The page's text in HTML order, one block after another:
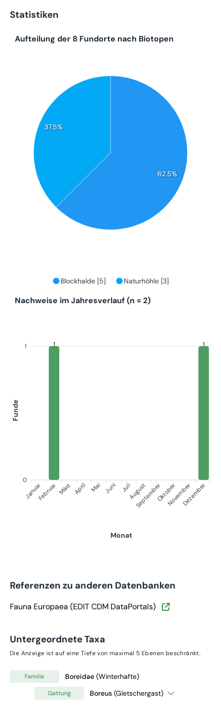
Statistiken
62.5%
37.5%
Aufteilung der 8 Fundorte nach Biotopen
Blockhalde [5] Naturhöhle [3]
Nachweise im Jahresverlauf (n = 2)
1
0
Funde
1 1
JanuarFebruar März April Mai Juni JuliAugust
SeptemberOktoberNovemberDezember
Monat
Referenzen zu anderen Datenbanken
Fauna Europaea (EDIT CDM DataPortals)
Untergeordnete Taxa
Die Anzeige ist auf eine Tiefe von maximal 5 Ebenen beschränkt.
Familie Boreidae (Winterhafte)
Gattung Boreus (Gletschergast)